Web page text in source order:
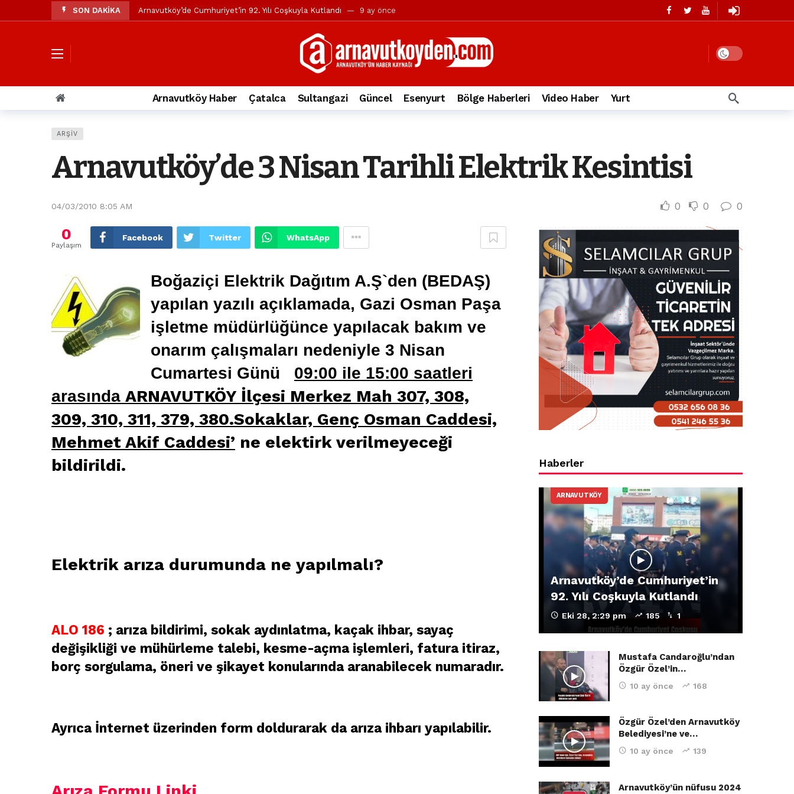
SON DAKİKA Arnavutköy’de Cumhuriyet’in 92. Yılı Coşkuyla Kutlandı 9 ay önce
Özgür Özel’den Arnavutköy Belediyesi’ne ve Mustafa Candaroğlu’na yönelik suçlamalar 10 ay önce
Arnavutköy’ün nüfusu 2024 yılında 344.868’e ulaştı 1 yıl önce
Arnavutköy Taşoluk’ta seyir halindeki otomobil alev alev yandı. 2 yıl önce
Arnavutköy İmrahor Mahallesi sakinleri protesto gösterisi düzenledi 2 yıl önce
İstanbul Havalimanı yolundaki kazada, taksideki yolcu öldü 3 yıl önce
Arnavutkoy Belediyesi’ne su baskını tepkisi 3 yıl önce
Arnavutköy Haber Çatalca Sultangazi Güncel Esenyurt Bölge Haberleri Video Haber Yurt
ARŞIV
Arnavutköy’de 3 Nisan Tarihli Elektrik Kesintisi
04/03/2010 8:05 AM 0 0 0
0
Paylaşım
Facebook Twitter WhatsApp
Boğaziçi Elektrik Dağıtım A.Ş`den (BEDAŞ)
yapılan yazılı açıklamada, Gazi Osman Paşa
işletme müdürlüğünce yapılacak bakım ve
onarım çalışmaları nedeniyle 3 Nisan
Cumartesi Günü 09:00 ile 15:00 saatleri
arasında ARNAVUTKÖY İlçesi Merkez Mah 307, 308,
309, 310, 311, 379, 380.Sokaklar, Genç Osman Caddesi,
Mehmet Akif Caddesi’ ne elektirk verilmeyeceği
bildirildi.
Elektrik arıza durumunda ne yapılmalı?
ALO 186 ; arıza bildirimi, sokak aydınlatma, kaçak ihbar, sayaç
değişikliği ve mühürleme talebi, kesme-açma işlemleri, fatura itiraz,
borç sorgulama, öneri ve şikayet konularında aranabilecek numaradır.
Ayrıca İnternet üzerinden form doldurarak da arıza ihbarı yapılabilir.
Haberler
ARNAVUTKÖY
Arnavutköy’de Cumhuriyet’in
92. Yılı Coşkuyla Kutlandı
Eki 28, 2:29 pm 185 1
Mustafa Candaroğlu’ndan
Özgür Özel’in…
10 ay önce 168
Özgür Özel’den Arnavutköy
Belediyesi’ne ve…
10 ay önce 139
Arnavutköy’ün nüfusu 2024